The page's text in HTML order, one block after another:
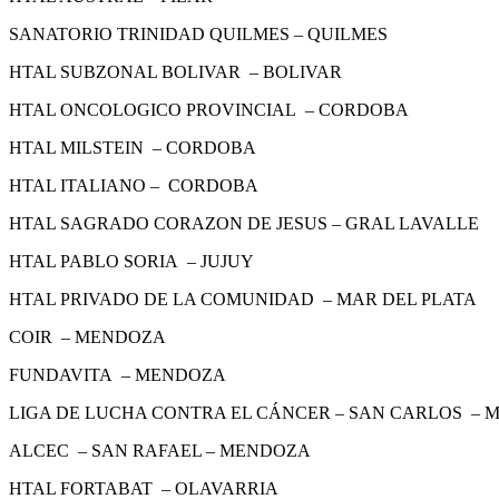
SANATORIO TRINIDAD QUILMES – QUILMES
HTAL SUBZONAL BOLIVAR – BOLIVAR
HTAL ONCOLOGICO PROVINCIAL – CORDOBA
HTAL MILSTEIN – CORDOBA
HTAL ITALIANO – CORDOBA
HTAL SAGRADO CORAZON DE JESUS – GRAL LAVALLE
HTAL PABLO SORIA – JUJUY
HTAL PRIVADO DE LA COMUNIDAD – MAR DEL PLATA
COIR – MENDOZA
FUNDAVITA – MENDOZA
LIGA DE LUCHA CONTRA EL CÁNCER – SAN CARLOS –
ALCEC – SAN RAFAEL – MENDOZA
HTAL FORTABAT – OLAVARRIA